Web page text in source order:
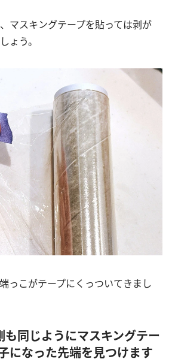
マスキングテープを貼っては剥が
う。
っこがテープにくっついてきまし
同じようにマスキングテー
になった先端を見つけます